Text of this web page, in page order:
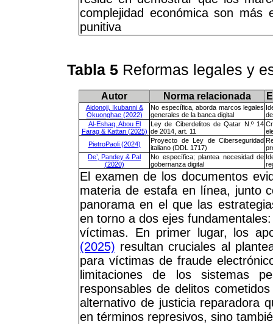
complejidad económica son más
punitiva
Tabla 5 Reformas legales y
Autor Norma relacionada
Aidonoji, Ikubanni &
Okuonghae (2022)
No específica, aborda marcos legales
generales de la banca digital
Al-Eshaq, Abou El
Farag & Kattan (2025)
Ley de Ciberdelitos de Qatar N.º 14
de 2014, art. 11
PietroPaoli (2024)
Proyecto de Ley de Ciberseguridad
italiano (DDL 1717)
De’, Pandey & Pal
(2020)
No específica; plantea necesidad de
gobernanza digital
El examen de los documentos
materia de estafa en línea, junto
panorama en el que las
en torno a dos ejes
víctimas. En primer lugar, los
(2025) resultan cruciales al
para víctimas de fraude
limitaciones de los sistemas
responsables de delitos
alternativo de justicia reparadora
en términos represivos, sino